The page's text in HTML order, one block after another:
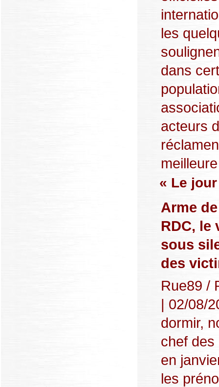
les
dans
acteurs
« Le
Arme
RDC, le
sous
des
Rue89 /
| 02/08/
dormir,
chef des
en
les